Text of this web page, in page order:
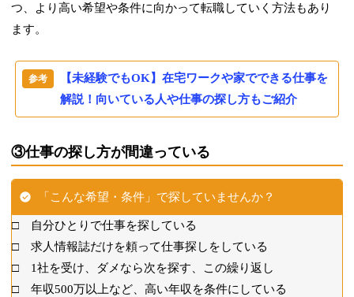
つ、より高い希望や条件に向かって転職していく方法もあり
ます。
【未経験でもOK】在宅ワークや家でできる仕事を
解説！向いている人や仕事の探し方もご紹介
③仕事の探し方が間違っている
「こんな希望・条件」で探していませんか？
□ 自分ひとりで仕事を探している
□ 求人情報誌だけを頼って仕事探しをしている
□ 1社を受け、ダメなら次を探す、この繰り返し
□ 年収500万以上など、高い年収を条件にしている